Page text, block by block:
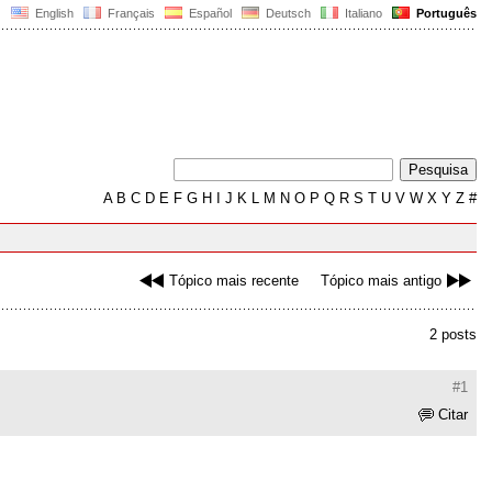
English Français Español Deutsch Italiano Português
AB C D E F G H J K L M N O P Q R S T U V W X Y Z #
Tópico mais recente Tópico mais antigo
2 posts
#1
Citar